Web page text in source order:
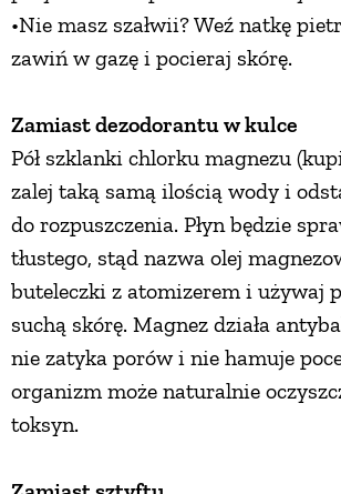
•Nie masz szałwii? Weź natkę
zawiń w gazę i pocieraj skórę.
Zamiast dezodorantu w kulce
Pół szklanki chlorku magnezu
zalej taką samą ilością wody i
do rozpuszczenia. Płyn będzie
tłustego, stąd nazwa olej
buteleczki z atomizerem i używaj
suchą skórę. Magnez działa
nie zatyka porów i nie hamuje
organizm może naturalnie
toksyn.